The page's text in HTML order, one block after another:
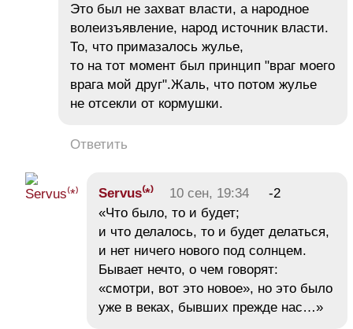
Это был не захват власти, а народное
волеизъявление, народ источник власти.
То, что примазалось жулье,
то на тот момент был принцип "враг моего
врага мой друг".Жаль, что потом жулье
не отсекли от кормушки.
Ответить
Servus⁽*⁾ 10 сен, 19:34
-2
«Что было, то и будет;
и что делалось, то и будет делаться,
и нет ничего нового под солнцем.
Бывает нечто, о чем говорят:
«смотри, вот это новое», но это было
уже в веках, бывших прежде нас…»